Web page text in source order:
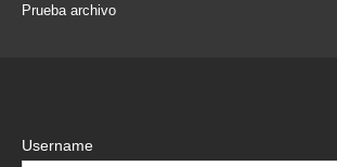
Prueba archivo
Username